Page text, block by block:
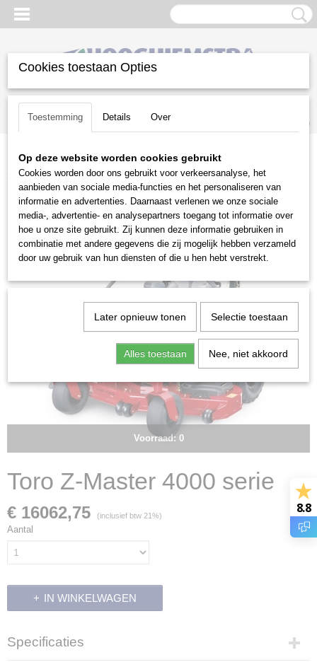
Inloggen Registreren
(0)
Home >Gazononderhoud>Zitmaaiers>Zero-turn maaiers
>
Toro Z-Master 4000 serie
Voorraad: 0
Toro Z-Master 4000 serie
€ 16062,75 (inclusief btw 21%)
Aantal
IN WINKELWAGEN
Specificaties
8.8
Cookies toestaan Opties
Toestemming Details Over
Op deze website worden cookies gebruikt
Cookies worden door ons gebruikt voor verkeersanalyse, het
aanbieden van sociale media-functies en het personaliseren van
informatie en advertenties. Daarnaast verlenen we onze sociale
media-, advertentie- en analysepartners toegang tot informatie over
hoe u onze site gebruikt. Zij kunnen deze informatie gebruiken in
combinatie met andere gegevens die zij mogelijk hebben verzameld
door uw gebruik van hun diensten of die u hen hebt verstrekt.
Later opnieuw tonen Selectie toestaan
Alles toestaan Nee, niet akkoord